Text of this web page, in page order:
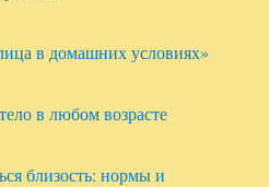
в домашних условиях»
в любом возрасте
близость: нормы и